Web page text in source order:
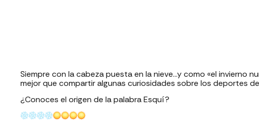
Siempre con la cabeza puesta en la nieve…y como «el invierno
mejor que compartir algunas curiosidades sobre los deportes
¿Conoces el origen de la palabra Esquí?